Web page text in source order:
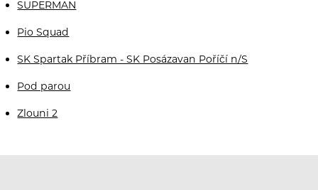
SUPERMAN
Pio Squad
SK Spartak Příbram - SK Posázavan Poříčí n/S
Pod parou
Zlouni 2